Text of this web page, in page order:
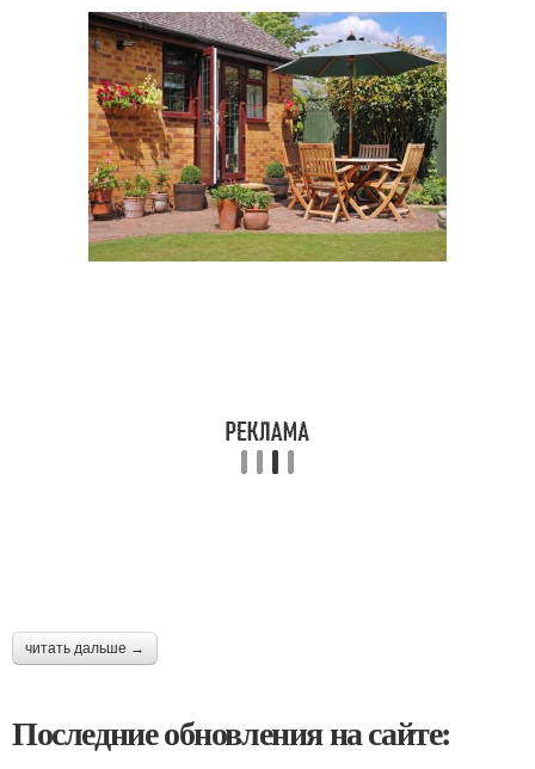
читать дальше →
Последние обновления на сайте: